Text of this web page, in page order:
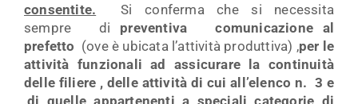
consentite. Si conferma che si necessita
sempre di preventiva comunicazione al
prefetto (ove è ubicata l’attività produttiva) ,per le
attività funzionali ad assicurare la continuità
delle filiere , delle attività di cui all’elenco n. 3 e
,di quelle appartenenti a speciali categorie di